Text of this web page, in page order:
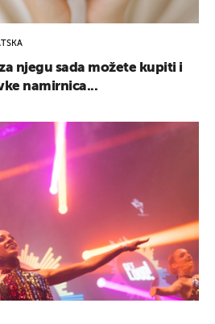
njegu sada možete kupiti i
namirnica...